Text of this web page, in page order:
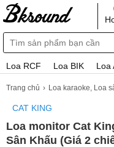
Loa RCF Loa BIK Loa
Trang chủ Loa karaoke, Loa
CAT KING
Loa monitor Cat
Sân Khấu (Giá 2